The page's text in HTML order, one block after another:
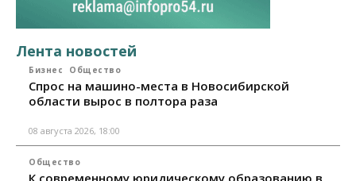
Лента новостей
Бизнес Общество
Спрос на машино-места в Новосибирской
области вырос в полтора раза
08 августа 2026, 18:00
Общество
К современному юридическому образованию в